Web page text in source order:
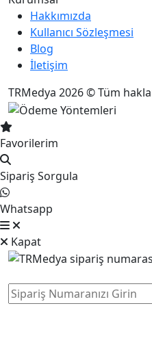
Hakkımızda
Kullanıcı Sözleşmesi
Blog
İletişim
TRMedya 2026 © Tüm
Favorilerim
Sipariş Sorgula
Whatsapp
Kapat